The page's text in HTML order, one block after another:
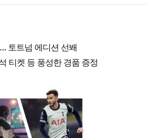
토트넘 에디션 선봬
티켓 등 풍성한 경품 증정